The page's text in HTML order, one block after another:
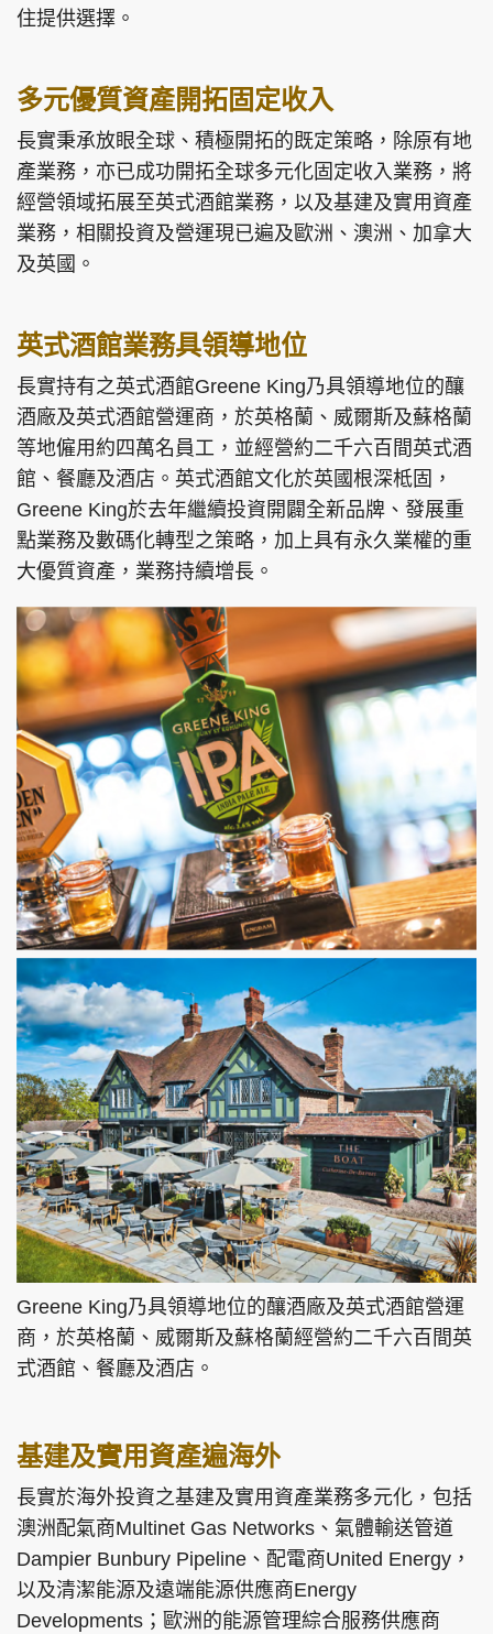
住提供選擇。
多元優質資產開拓固定收入
長實秉承放眼全球、積極開拓的既定策略，除原有地
產業務，亦已成功開拓全球多元化固定收入業務，將
經營領域拓展至英式酒館業務，以及基建及實用資產
業務，相關投資及營運現已遍及歐洲、澳洲、加拿大
及英國。
英式酒館業務具領導地位
長實持有之英式酒館Greene King乃具領導地位的釀
酒廠及英式酒館營運商，於英格蘭、威爾斯及蘇格蘭
等地僱用約四萬名員工，並經營約二千六百間英式酒
館、餐廳及酒店。英式酒館文化於英國根深柢固，
Greene King於去年繼續投資開闢全新品牌、發展重
點業務及數碼化轉型之策略，加上具有永久業權的重
大優質資產，業務持續增長。
Greene King乃具領導地位的釀酒廠及英式酒館營運
商，於英格蘭、威爾斯及蘇格蘭經營約二千六百間英
式酒館、餐廳及酒店。
基建及實用資產遍海外
長實於海外投資之基建及實用資產業務多元化，包括
澳洲配氣商Multinet Gas Networks、氣體輸送管道
Dampier Bunbury Pipeline、配電商United Energy，
以及清潔能源及遠端能源供應商Energy
Developments；歐洲的能源管理綜合服務供應商